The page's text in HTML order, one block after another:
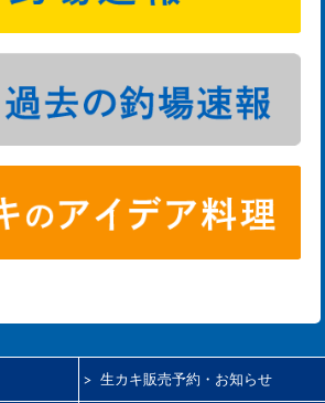
生カキ販売予約・お知らせ